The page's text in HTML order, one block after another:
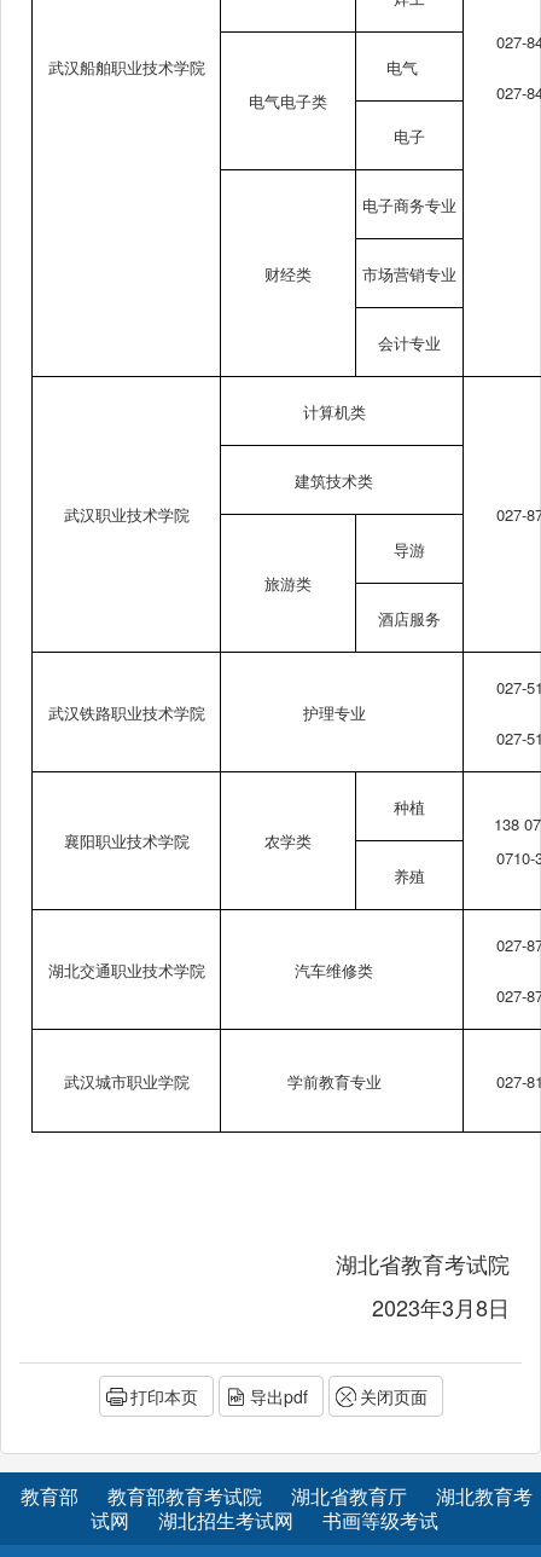
武汉船舶职业技术学院
027-
027-
电气电子类
电气
电子
财经类
电子商务专业
市场营销专业
会计专业
武汉职业技术学院
计算机类
027-
建筑技术类
旅游类
导游
酒店服务
武汉铁路职业技术学院 护理专业
027-
027-
襄阳职业技术学院 农学类
种植
138
0710-
养殖
湖北交通职业技术学院 汽车维修类
027-
027-
武汉城市职业学院 学前教育专业 027-
湖北省教育考试院
2023年3月8日
打印本页 导出pdf 关闭页面
教育部 教育部教育考试院 湖北省教育厅
湖北教育考
试网
湖北招生考试网 书画等级考试